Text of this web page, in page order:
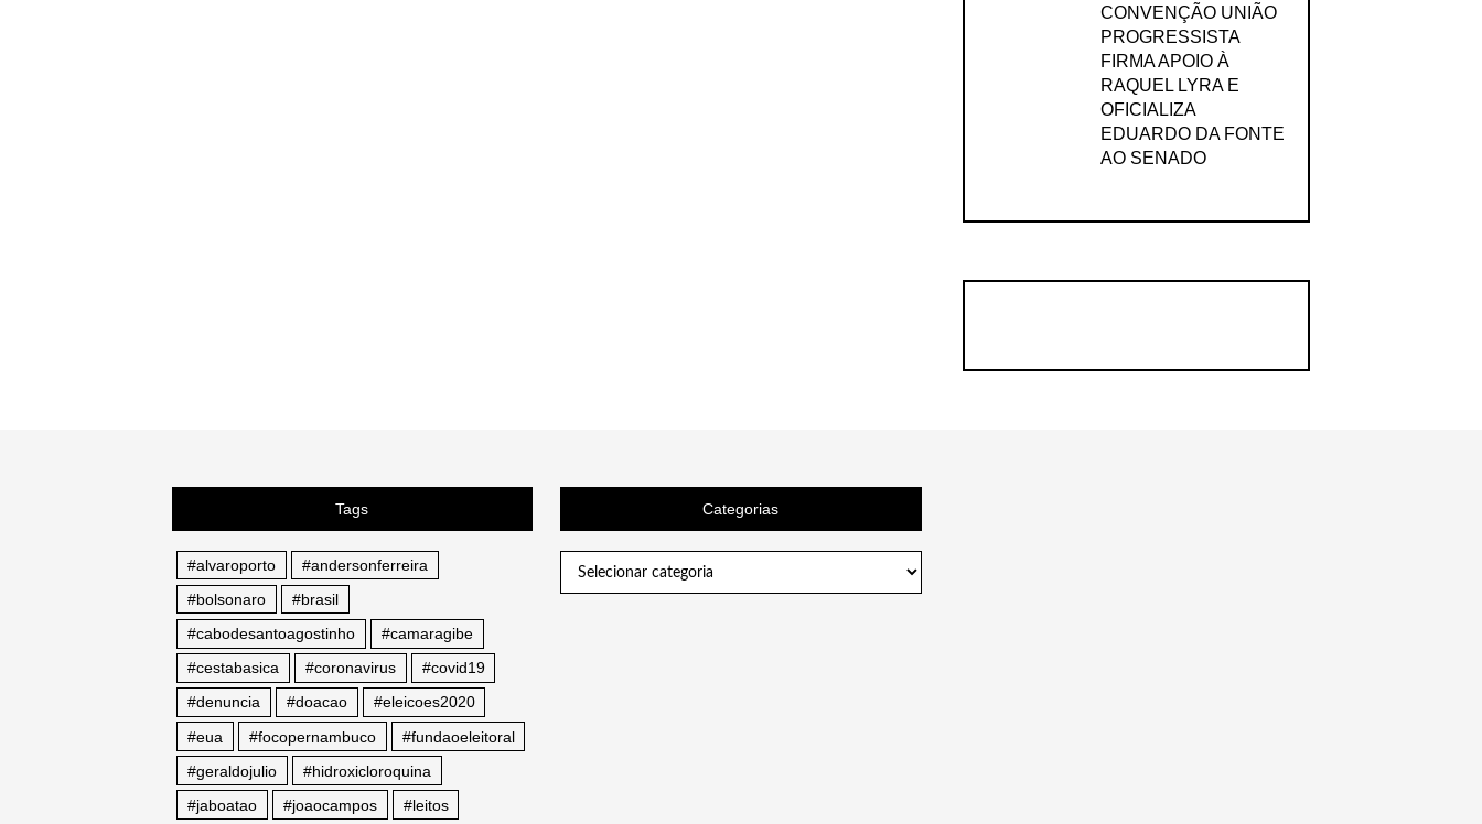
CONVENÇÃO UNIÃO
PROGRESSISTA
FIRMA APOIO À
RAQUEL LYRA E
OFICIALIZA
EDUARDO DA FONTE
AO SENADO
Tags
#alvaroporto
#andersonferreira
#bolsonaro
#brasil
#cabodesantoagostinho
#camaragibe
#cestabasica
#coronavirus
#covid19
#denuncia
#doacao
#eleicoes2020
#eua
#focopernambuco
#fundaoeleitoral
#geraldojulio
#hidroxicloroquina
#jaboatao
#joaocampos #leitos
Categorias